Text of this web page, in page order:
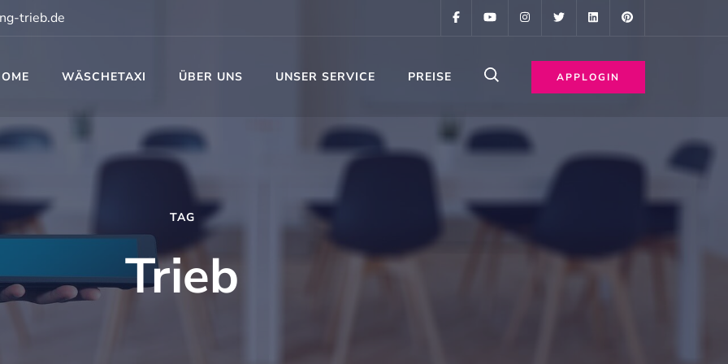
trieb.de
WÄSCHETAXI ÜBER UNS UNSER SERVICE PREISE APPLOGIN
TAG
Trieb